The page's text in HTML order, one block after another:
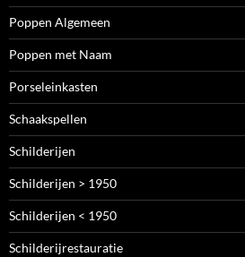
Poppen Algemeen
Poppen met Naam
Porseleinkasten
Schaakspellen
Schilderijen
Schilderijen > 1950
Schilderijen < 1950
Schilderijrestauratie